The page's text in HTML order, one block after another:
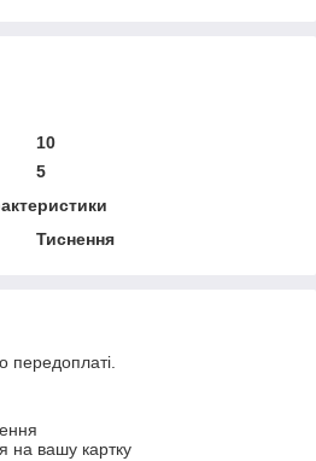
10
5
Тиснення
передоплаті.
на вашу картку